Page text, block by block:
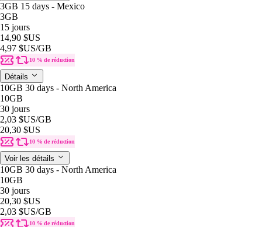
3GB 15 days - Mexico
3GB
15 jours
14,90 $US
4,97 $US/GB
10 % de réduction
Détails
10GB 30 days - North America
10GB
30 jours
2,03 $US/GB
20,30 $US
10 % de réduction
Voir les détails
10GB 30 days - North America
10GB
30 jours
20,30 $US
2,03 $US/GB
10 % de réduction